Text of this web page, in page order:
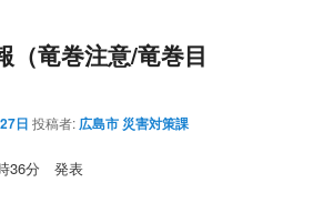
（竜巻注意/竜巻目
日 投稿者: 広島市 災害対策課
36分 発表